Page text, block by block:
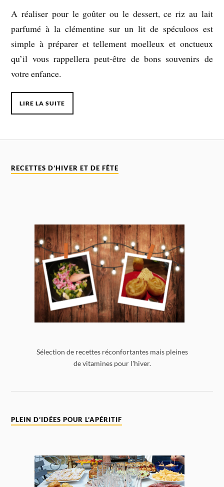
A réaliser pour le goûter ou le dessert, ce riz au lait
parfumé à la clémentine sur un lit de spéculoos est
simple à préparer et tellement moelleux et onctueux
qu’il vous rappellera peut-être de bons souvenirs de
votre enfance.
LIRE LA SUITE
RECETTES D’HIVER ET DE FÊTE
Sélection de recettes réconfortantes mais pleines
de vitamines pour l'hiver.
PLEIN D’IDÉES POUR L’APÉRITIF